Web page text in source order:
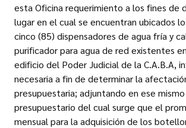
esta Oficina requerimiento a los fines de
lugar en el cual se encuentran ubicados
cinco (85) dispensadores de agua fría y
purificador para agua de red existentes
edificio del Poder Judicial de la C.A.B.A,
necesaria a fin de determinar la
presupuestaria; adjuntando en ese
presupuestario del cual surge que el
mensual para la adquisición de los